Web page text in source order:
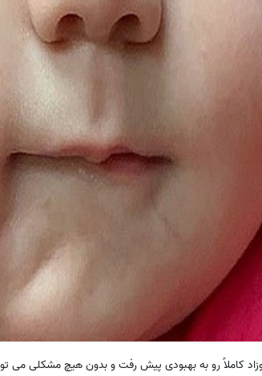
کاملاً رو به بهبودی پیش رفت و بدون هیچ مشکلی می